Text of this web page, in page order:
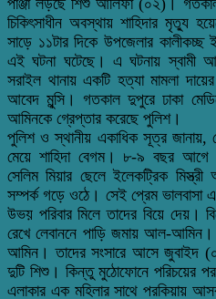
চিকিৎসাধীন অবস্থায় শাহিদার
সাড়ে ১১টার দিকে উপজেলার কালীকচ্ছ
এই ঘটনা ঘটেছে। এ ঘটনায়
সরাইল থানায় একটি হত্যা মামলা
আবেদ মুন্সি। গতকাল দুপুরে ঢাকা
আমিনকে গ্রেপ্তার করেছে পুলিশ।
পুলিশ ও স্থানীয় একাধিক সূত্র জানায়,
মেয়ে শাহিদা বেগম। ৮-৯ বছর আগে
সেলিম মিয়ার ছেলে ইলেকট্রিক
সম্পর্ক গড়ে ওঠে। সেই প্রেম
উভয় পরিবার মিলে তাদের বিয়ে দেয়।
রেখে লেবাননে পাড়ি জমায় আল-আমিন।
আমিন। তাদের সংসারে আসে জুবাইদ
দুটি শিশু। কিন্তু মুঠোফোনে পরিচয়ের
এলাকার এক মহিলার সাথে পরকিয়ায়